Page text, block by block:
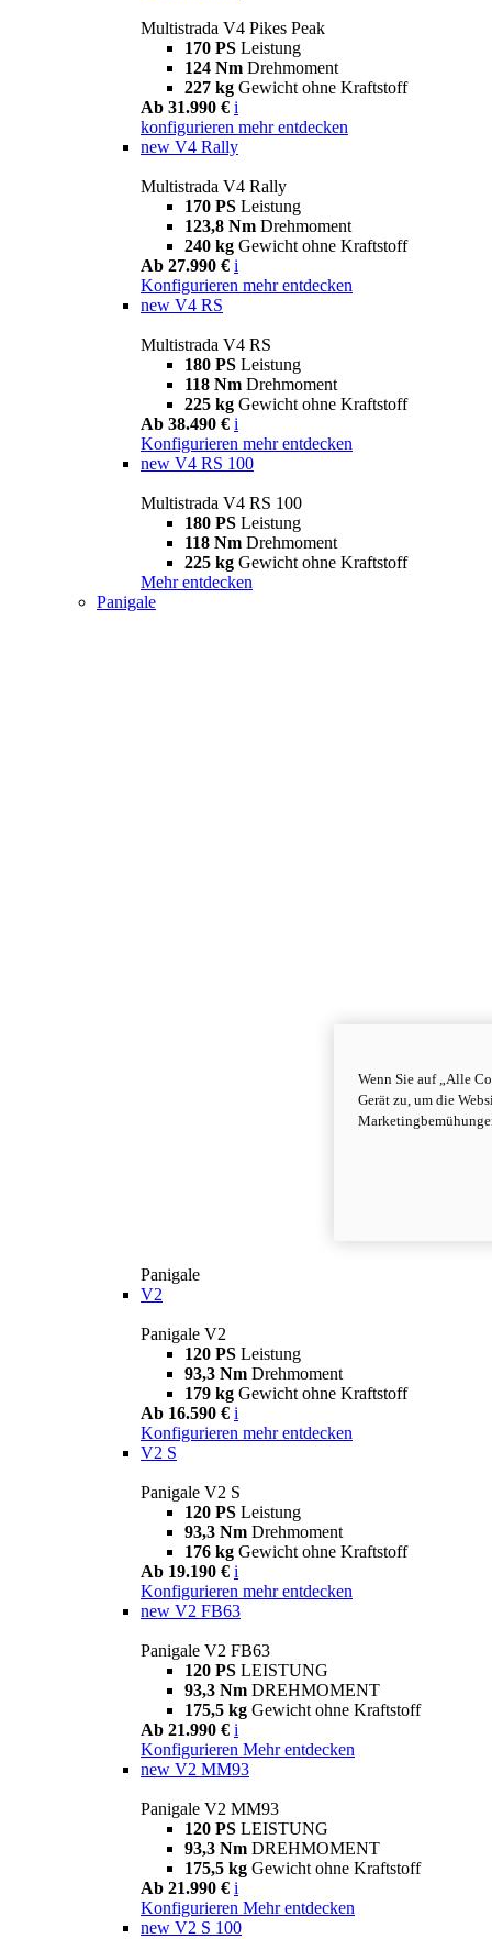
Multistrada V4 Pikes Peak
170 PS Leistung
124 Nm Drehmoment
227 kg Gewicht ohne Kraftstoff
Ab 31.990 € i
konfigurieren mehr entdecken
new V4 Rally
Multistrada V4 Rally
170 PS Leistung
123,8 Nm Drehmoment
240 kg Gewicht ohne Kraftstoff
Ab 27.990 € i
Konfigurieren mehr entdecken
new V4 RS
Multistrada V4 RS
180 PS Leistung
118 Nm Drehmoment
225 kg Gewicht ohne Kraftstoff
Ab 38.490 € i
Konfigurieren mehr entdecken
new V4 RS 100
Multistrada V4 RS 100
180 PS Leistung
118 Nm Drehmoment
225 kg Gewicht ohne Kraftstoff
Mehr entdecken
Panigale
Panigale
V2
Panigale V2
120 PS Leistung
93,3 Nm Drehmoment
179 kg Gewicht ohne Kraftstoff
Ab 16.590 € i
Konfigurieren mehr entdecken
V2 S
Panigale V2 S
120 PS Leistung
93,3 Nm Drehmoment
176 kg Gewicht ohne Kraftstoff
Ab 19.190 € i
Konfigurieren mehr entdecken
new V2 FB63
Panigale V2 FB63
120 PS LEISTUNG
93,3 Nm DREHMOMENT
175,5 kg Gewicht ohne Kraftstoff
Ab 21.990 € i
Konfigurieren Mehr entdecken
new V2 MM93
Panigale V2 MM93
120 PS LEISTUNG
93,3 Nm DREHMOMENT
175,5 kg Gewicht ohne Kraftstoff
Ab 21.990 € i
Konfigurieren Mehr entdecken
new V2 S 100
Wenn Sie auf „Alle
Gerät zu, um die